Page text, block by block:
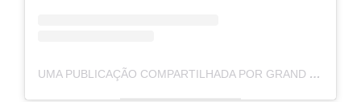
UMA PUBLICAÇÃO COMPARTILHADA POR GRAND HYATT RIO DE JANEIRO (@GRANDHYATT_RIO)